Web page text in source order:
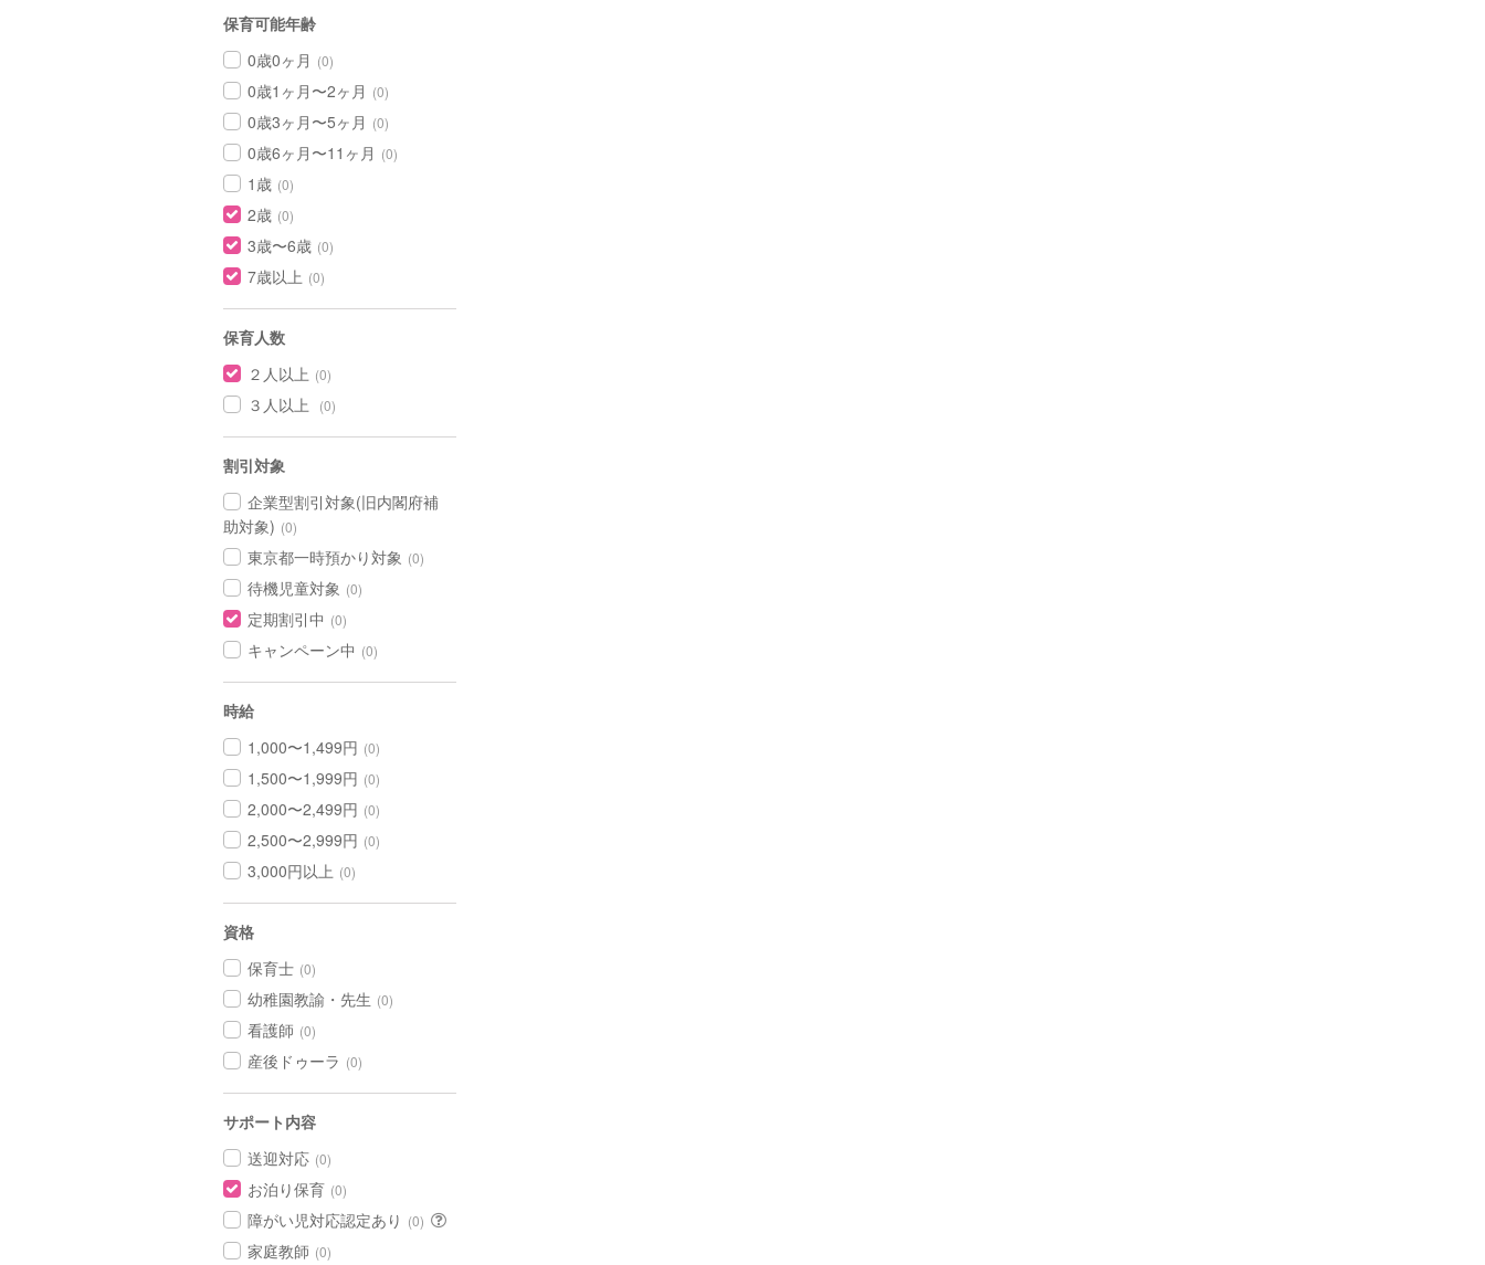
保育可能年齢
0歳0ヶ月 (0)
0歳1ヶ月〜2ヶ月 (0)
0歳3ヶ月〜5ヶ月 (0)
0歳6ヶ月〜11ヶ月 (0)
1歳 (0)
2歳 (0)
3歳〜6歳 (0)
7歳以上 (0)
保育人数
２人以上 (0)
３人以上 (0)
割引対象
企業型割引対象(旧内閣府補
助対象) (0)
東京都一時預かり対象 (0)
待機児童対象 (0)
定期割引中 (0)
キャンペーン中 (0)
時給
1,000〜1,499円 (0)
1,500〜1,999円 (0)
2,000〜2,499円 (0)
2,500〜2,999円 (0)
3,000円以上 (0)
資格
保育士 (0)
幼稚園教諭・先生 (0)
看護師 (0)
産後ドゥーラ (0)
サポート内容
送迎対応 (0)
お泊り保育 (0)
障がい児対応認定あり (0)
家庭教師 (0)